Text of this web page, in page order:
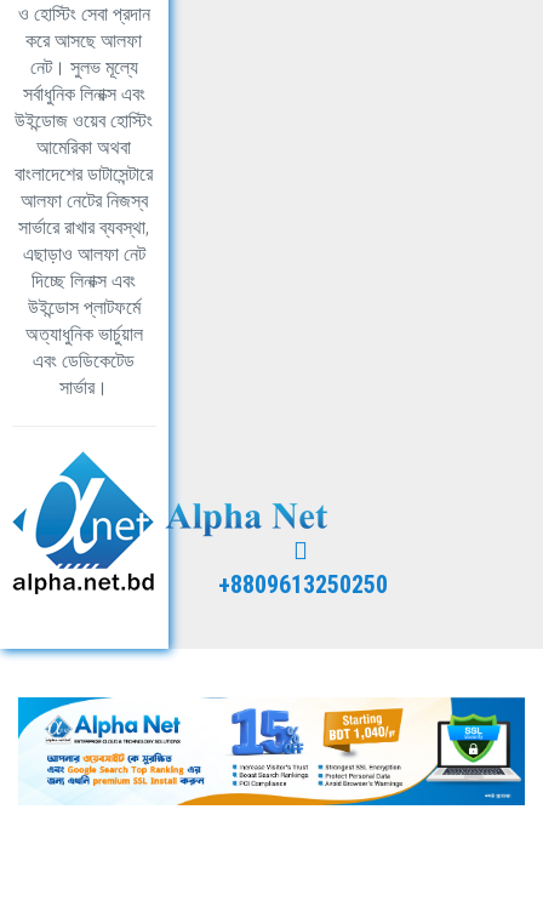
ও হোস্টিং সেবা প্রদান
করে আসছে আলফা
নেট। সুলভ মূল্যে
সর্বাধুনিক লিনাক্স এবং
উইন্ডোজ ওয়েব হোস্টিং
আমেরিকা অথবা
বাংলাদেশের ডাটাসেন্টারে
আলফা নেটের নিজস্ব
সার্ভারে রাখার ব্যবস্থা,
এছাড়াও আলফা নেট
দিচ্ছে লিনাক্স এবং
উইন্ডোস প্লাটফর্মে
অত্যাধুনিক ভার্চুয়াল
এবং ডেডিকেটেড
সার্ভার।
+8809613250250